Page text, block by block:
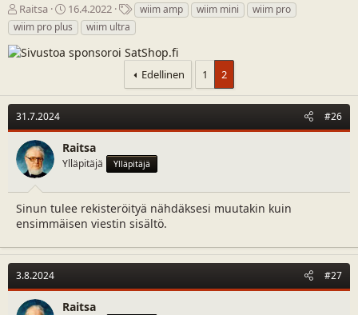
V
i
e
s
k
e
t
u
n
l
o
i
t
a
j
a
Raitsa
A
l
o
i
s
p
v
ä
ä
ä
r
16.4.2022
A
s
i
a
s
a
n
a
wiim amp wiim mini
wiim pro
wiim pro plus
wiim ultra
Edellinen 1 2
31.7.2024 #26
Raitsa
Ylläpitäjä Ylläpitäjä
Sinun tulee rekisteröityä nähdäksesi muutakin kuin
ensimmäisen viestin sisältö.
3.8.2024 #27
Raitsa